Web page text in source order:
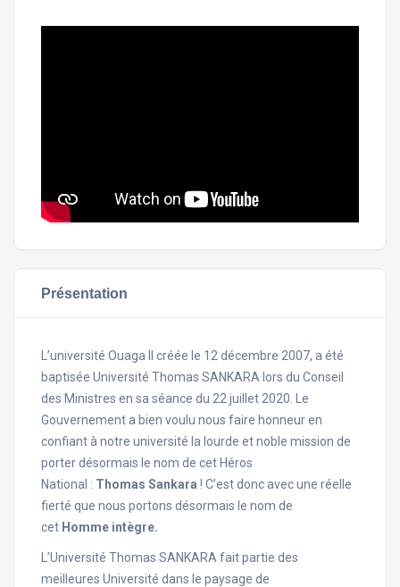
Présentation
L’université Ouaga II créée le 12 décembre 2007, a été
baptisée Université Thomas SANKARA lors du Conseil
des Ministres en sa séance du 22 juillet 2020. Le
Gouvernement a bien voulu nous faire honneur en
confiant à notre université la lourde et noble mission de
porter désormais le nom de cet Héros
National : Thomas Sankara ! C’est donc avec une réelle
fierté que nous portons désormais le nom de
cet Homme intègre.
L’Université Thomas SANKARA fait partie des
meilleures Université dans le paysage de